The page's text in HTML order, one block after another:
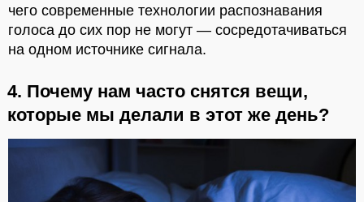
чего современные технологии распознавания
голоса до сих пор не могут — сосредотачиваться
на одном источнике сигнала.
4. Почему нам часто снятся вещи,
которые мы делали в этот же день?